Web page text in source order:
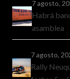
7 agosto,
Habrá
asamblea
7 agosto,
Rally